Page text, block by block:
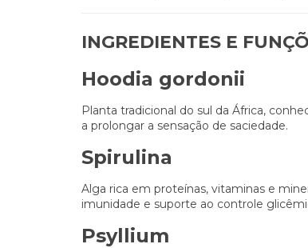
INGREDIENTES E
Hoodia gordonii
Planta tradicional do sul da África,
a prolongar a sensação de saciedade.
Spirulina
Alga rica em proteínas, vitaminas e
imunidade e suporte ao controle
Psyllium